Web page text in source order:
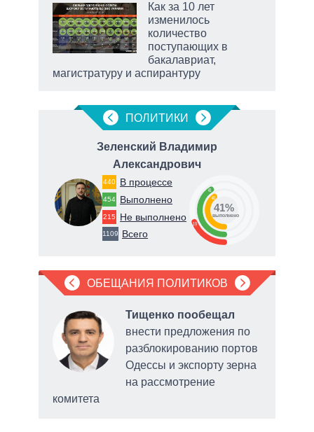
Как за 10 лет
изменилось
количество
поступающих в
бакалавриат,
магистратуру и аспирантуру
ПОЛИТИКИ
Зеленский Владимир
Александрович
440 В процессе
454 Выполнено
215 Не выполнено
1109 Всего
19
41
40
41%
выполнено
ОБЕЩАНИЯ ПОЛИТИКОВ
Тищенко пообещал
внести предложения по
разблокированию портов
Одессы и экспорту зерна
на рассмотрение
комитета